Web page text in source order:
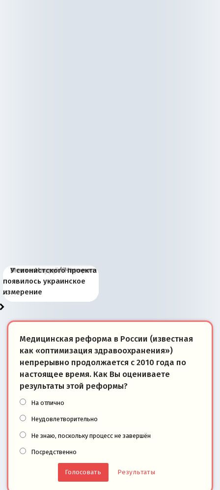
Киевская марионетка
Запада рассказала о
«переобувании» хозяев
В России назрели
перемены: 15 шагов к
суверенной экономике
Миграционный пожар
Европы
Россия начинает
сбрасывать балласт
Анкориджа
Россия зимой 1904
года: первые уступки во
внутренней политике
Русская нация вчера и
сегодня
Почему правый крах в
Варшаве не поможет её
отношениям с Россией?
Место Науру / Науэро в
современной истории
Южной Осетии
У сионистского проекта
появилось украинское
измерение
Медицинская реформа в России (известная
как «оптимизация здравоохранения»)
непрерывно продолжается с 2010 года по
настоящее время. Как Вы оцениваете
результаты этой реформы?
На отлично
Неудовлетворительно
Не знаю, поскольку процесс не завершён
Посредственно
Результаты